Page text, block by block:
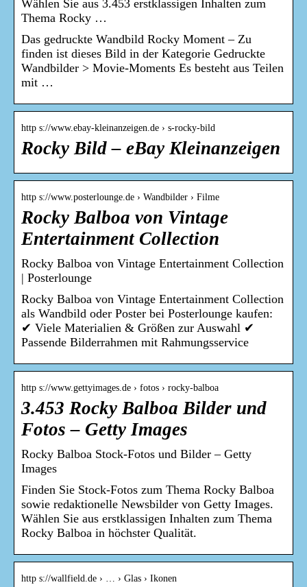
Wählen Sie aus 3.453 erstklassigen Inhalten zum
Thema Rocky …
Das gedruckte Wandbild Rocky Moment – Zu
finden ist dieses Bild in der Kategorie Gedruckte
Wandbilder > Movie-Moments Es besteht aus Teilen
mit …
http s://www.ebay-kleinanzeigen.de › s-rocky-bild
Rocky Bild – eBay Kleinanzeigen
http s://www.posterlounge.de › Wandbilder › Filme
Rocky Balboa von Vintage
Entertainment Collection
Rocky Balboa von Vintage Entertainment Collection
| Posterlounge
Rocky Balboa von Vintage Entertainment Collection
als Wandbild oder Poster bei Posterlounge kaufen:
✔ Viele Materialien & Größen zur Auswahl ✔
Passende Bilderrahmen mit Rahmungsservice
http s://www.gettyimages.de › fotos › rocky-balboa
3.453 Rocky Balboa Bilder und
Fotos – Getty Images
Rocky Balboa Stock-Fotos und Bilder – Getty
Images
Finden Sie Stock-Fotos zum Thema Rocky Balboa
sowie redaktionelle Newsbilder von Getty Images.
Wählen Sie aus erstklassigen Inhalten zum Thema
Rocky Balboa in höchster Qualität.
http s://wallfield.de › … › Glas › Ikonen